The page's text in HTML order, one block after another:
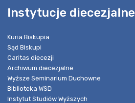
Instytucje diecezjalne
Kuria Biskupia
Sąd Biskupi
Caritas diecezji
Archiwum diecezjalne
Wyższe Seminarium Duchowne
Biblioteka WSD
Instytut Studiów Wyższych